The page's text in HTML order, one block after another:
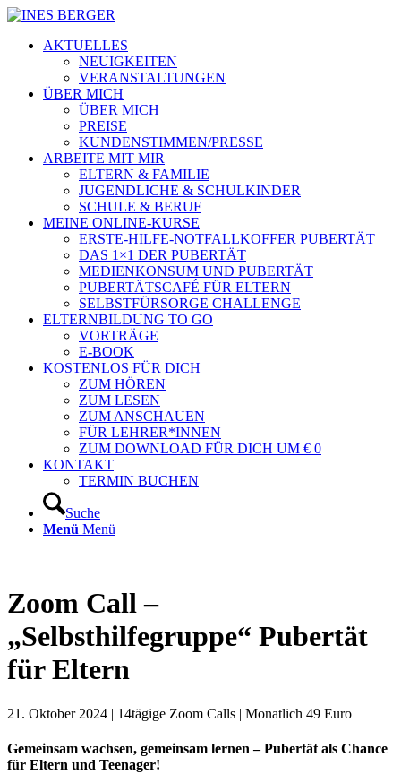
AKTUELLES
NEUIGKEITEN
VERANSTALTUNGEN
ÜBER MICH
ÜBER MICH
PREISE
KUNDENSTIMMEN/PRESSE
ARBEITE MIT MIR
ELTERN & FAMILIE
JUGENDLICHE & SCHULKINDER
SCHULE & BERUF
MEINE ONLINE-KURSE
ERSTE-HILFE-NOTFALLKOFFER PUBERTÄT
DAS 1×1 DER PUBERTÄT
MEDIENKONSUM UND PUBERTÄT
PUBERTÄTSCAFÉ FÜR ELTERN
SELBSTFÜRSORGE CHALLENGE
ELTERNBILDUNG TO GO
VORTRÄGE
E-BOOK
KOSTENLOS FÜR DICH
ZUM HÖREN
ZUM LESEN
ZUM ANSCHAUEN
FÜR LEHRER*INNEN
ZUM DOWNLOAD FÜR DICH UM € 0
KONTAKT
TERMIN BUCHEN
Suche
Menü Menü
Zoom Call –
„Selbsthilfegruppe“ Pubertät
für Eltern
21. Oktober 2024 | 14tägige Zoom Calls | Monatlich 49 Euro
Gemeinsam wachsen, gemeinsam lernen – Pubertät als Chance
für Eltern und Teenager!